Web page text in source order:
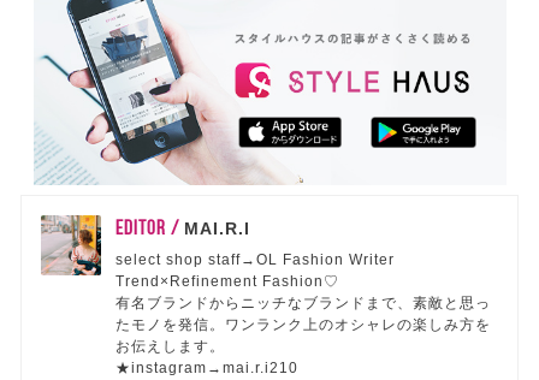
EDITOR / MAI.R.I
select shop staff→OL Fashion Writer
Trend×Refinement Fashion♡
有名ブランドからニッチなブランドまで、素敵と思っ
たモノを発信。ワンランク上のオシャレの楽しみ方を
お伝えします。
★instagram→mai.r.i210